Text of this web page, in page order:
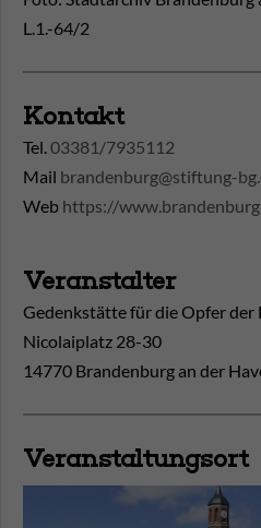
L.1.-64/2
Kontakt
Tel.03381/7935112
Mail brandenburg@stiftung-
Web https://
Veranstalter
Gedenkstätte für die Opfer
Nicolaiplatz 28-30
14770 Brandenburg an der
Veranstaltungsort